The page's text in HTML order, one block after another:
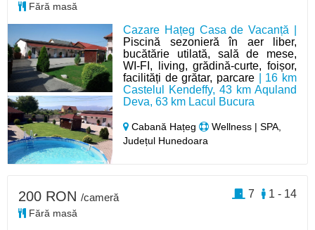
Cazare Hațeg Casa de Vacanță |
Piscină sezonieră în aer liber,
bucătărie utilată, sală de mese,
WI-FI, living, grădină-curte, foișor,
facilități de grătar, parcare | 16 km
Castelul Kendeffy, 43 km Aquland
Deva, 63 km Lacul Bucura
Cabană Hațeg
Wellness | SPA,
Județul Hunedoara
Fără masă
200 RON /cameră
Fără masă
1 - 14
7